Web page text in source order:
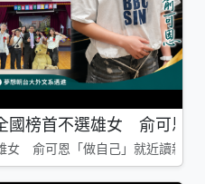
國榜首不選雄女 俞可恩
女 俞可恩「做自己」就近讀新莊